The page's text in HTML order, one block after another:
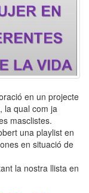
en un projecte
la qual com ja
masclistes.
una playlist en
en situació de
la nostra llista en